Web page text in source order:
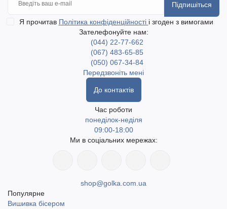
Підпишіться
Я прочитав Політика конфіденційності і згоден з вимогами
Зателефонуйте нам:
(044) 22-77-662
(067) 483-65-85
(050) 067-34-84
Передзвоніть мені
До контактів
Час роботи
понеділок-неділя
09:00-18:00
Ми в соціальних мережах:
shop@golka.com.ua
Популярне
Вишивка бісером